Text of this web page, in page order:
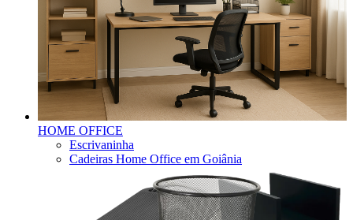
HOME OFFICE
Escrivaninha
Cadeiras Home Office em Goiânia